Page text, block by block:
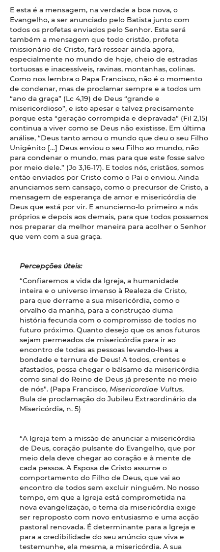
E esta é a mensagem, na verdade a boa nova, o
Evangelho, a ser anunciado pelo Batista junto com
todos os profetas enviados pelo Senhor. Esta será
também a mensagem que todo cristão, profeta
missionário de Cristo, fará ressoar ainda agora,
especialmente no mundo de hoje, cheio de estradas
tortuosas e inacessíveis, ravinas, montanhas, colinas.
Como nos lembra o Papa Francisco, não é o momento
de condenar, mas de proclamar sempre e a todos um
“ano da graça” (Lc 4,19) de Deus “grande e
misericordioso”, e isto apesar e talvez precisamente
porque esta “geração corrompida e depravada” (Fil 2,15)
continua a viver como se Deus não existisse. Em última
análise, “Deus tanto amou o mundo que deu o seu Filho
Unigênito […] Deus enviou o seu Filho ao mundo, não
para condenar o mundo, mas para que este fosse salvo
por meio dele.” (Jo 3,16-17). E todos nós, cristãos, somos
então enviados por Cristo como o Pai o enviou. Ainda
anunciamos sem cansaço, como o precursor de Cristo, a
mensagem de esperança de amor e misericórdia de
Deus que está por vir. E anunciemo-lo primeiro a nós
próprios e depois aos demais, para que todos possamos
nos preparar da melhor maneira para acolher o Senhor
que vem com a sua graça.
Percepções úteis:
“Confiaremos a vida da Igreja, a humanidade
inteira e o universo imenso à Realeza de Cristo,
para que derrame a sua misericórdia, como o
orvalho da manhã, para a construção duma
história fecunda com o compromisso de todos no
futuro próximo. Quanto desejo que os anos futuros
sejam permeados de misericórdia para ir ao
encontro de todas as pessoas levando-lhes a
bondade e ternura de Deus! A todos, crentes e
afastados, possa chegar o bálsamo da misericórdia
como sinal do Reino de Deus já presente no meio
de nós”. (Papa Francisco, Misericordiae Vultus,
Bula de proclamação do Jubileu Extraordinário da
Misericórdia, n. 5)
“A Igreja tem a missão de anunciar a misericórdia
de Deus, coração pulsante do Evangelho, que por
meio dela deve chegar ao coração e à mente de
cada pessoa. A Esposa de Cristo assume o
comportamento do Filho de Deus, que vai ao
encontro de todos sem excluir ninguém. No nosso
tempo, em que a Igreja está comprometida na
nova evangelização, o tema da misericórdia exige
ser reproposto com novo entusiasmo e uma acção
pastoral renovada. É determinante para a Igreja e
para a credibilidade do seu anúncio que viva e
testemunhe, ela mesma, a misericórdia. A sua